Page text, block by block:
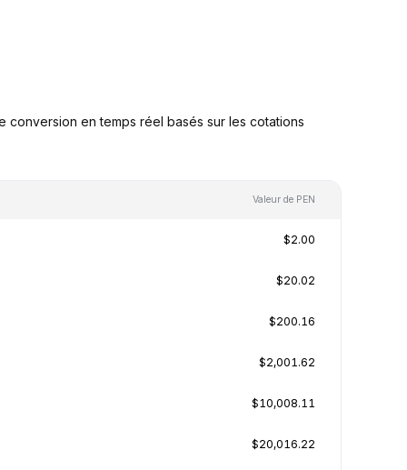
conversion en temps réel basés sur les cotations
Valeur de PEN
$2.00
$20.02
$200.16
$2,001.62
$10,008.11
$20,016.22